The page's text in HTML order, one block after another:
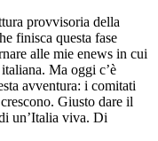
provvisoria della
finisca questa fase
alle mie enews in cui
Ma oggi c’è
avventura: i comitati
Giusto dare il
un’Italia viva. Di